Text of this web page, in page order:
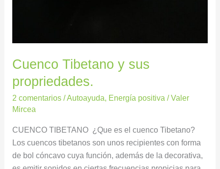
Cuenco Tibetano y sus
propriedades.
2 comentarios /Autoayuda, Energía positiva /Valer
Mircea
CUENCO TIBETANO ¿Que es el cuenco Tibetano?
Los cuencos tibetanos son unos recipientes con forma
de bol cóncavo cuya función, además de la decorativa,